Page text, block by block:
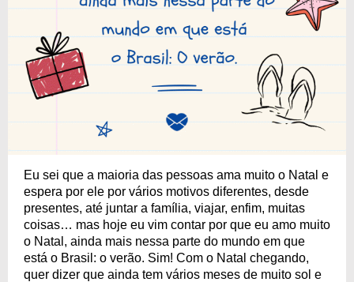
Eu sei que a maioria das pessoas ama muito o Natal e
espera por ele por vários motivos diferentes, desde
presentes, até juntar a família, viajar, enfim, muitas
coisas… mas hoje eu vim contar por que eu amo muito
o Natal, ainda mais nessa parte do mundo em que
está o Brasil: o verão. Sim! Com o Natal chegando,
quer dizer que ainda tem vários meses de muito sol e